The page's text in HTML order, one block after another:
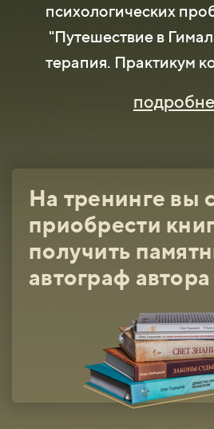
психологических
"Путешествие в
терапия. Практикум
На тренинге вы
приобрести
получить
автограф автора